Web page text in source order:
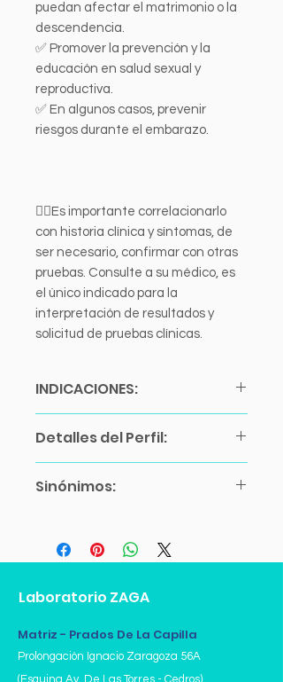
puedan afectar el matrimonio o la
descendencia.
✅ Promover la prevención y la
educación en salud sexual y
reproductiva.
✅ En algunos casos, prevenir
riesgos durante el embarazo.
👩‍⚕️Es importante correlacionarlo
con historia clínica y síntomas, de
ser necesario, confirmar con otras
pruebas. Consulte a su médico, es
el único indicado para la
interpretación de resultados y
solicitud de pruebas clínicas.
INDICACIONES:
Estudio en sangre.
Precio por persona.
NO SE REQUIERE CITA:
Detalles del Perfil:
V.D.R.L. (Reacciones Seroluéticas)
Sinónimos:
Laboratorio ZAGA
Matriz - Prados De La Capilla
Prolongación Ignacio Zaragoza 56A
(Esquina Av. De Las Torres - Cedros)